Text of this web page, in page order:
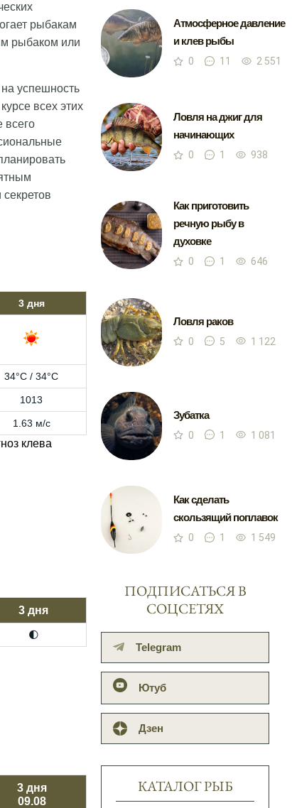
рыбакам
рыбаком или
успешность
всех этих
всего
3 дня
34°C / 34°C
1013
1.63 м/с
клева
3 дня
🌓
3 дня
09.08
Атмосферное давление
и клев рыбы
0 11 2 551
Ловля на джиг для
начинающих
0 1 938
Как приготовить
речную рыбу в
духовке
0 1 646
Ловля раков
0 5 1 122
Зубатка
0 1 1 081
Как сделать
скользящий поплавок
0 1 1 549
ПОДПИСАТЬСЯ В
СОЦСЕТЯХ
Telegram
Ютуб
Дзен
КАТАЛОГ РЫБ